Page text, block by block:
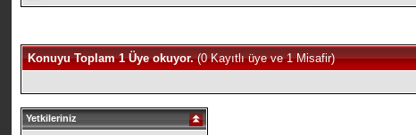
Konuyu Toplam 1 Üye okuyor.(0 Kayıtlı üye ve 1 Misafir)
Yetkileriniz